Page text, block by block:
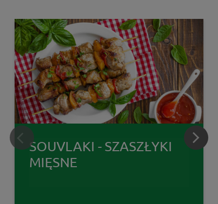
SOUVLAKI - SZASZŁYKI
MIĘSNE